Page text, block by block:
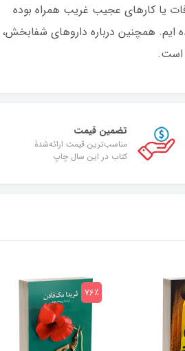
یا کارهای عجیب غریب همراه بوده
همچنین درباره داروهای شفابخش،
است.
تضمین قیمت
مناسب‌ترین قیمت ارائه‌شدۀ
کتاب در این سال چاپ
76٪